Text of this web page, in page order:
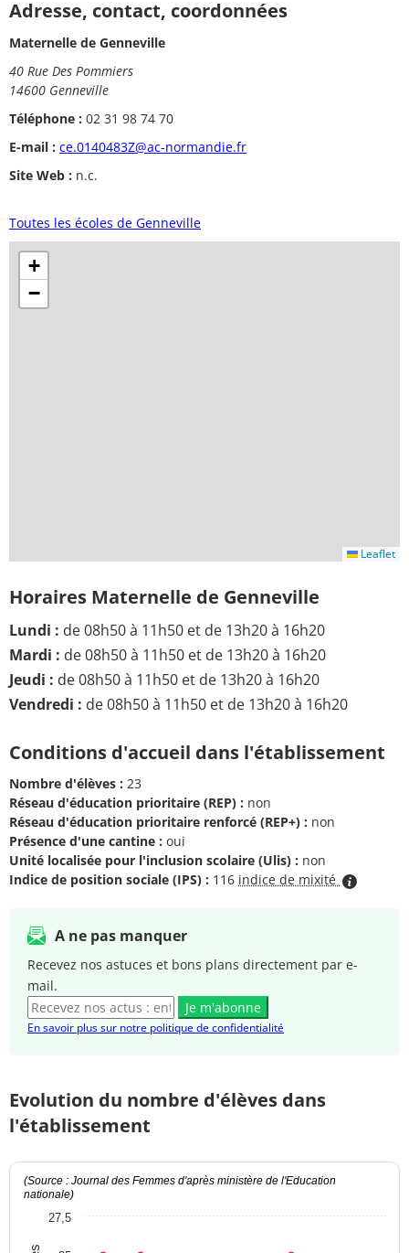
Adresse, contact, coordonnées
Maternelle de Genneville
40 Rue Des Pommiers
14600 Genneville
Téléphone : 02 31 98 74 70
E-mail : ce.0140483Z@ac-normandie.fr
Site Web : n.c.
Toutes les écoles de Genneville
+
−
Leaflet
Horaires Maternelle de Genneville
Lundi : de 08h50 à 11h50 et de 13h20 à 16h20
Mardi : de 08h50 à 11h50 et de 13h20 à 16h20
Jeudi : de 08h50 à 11h50 et de 13h20 à 16h20
Vendredi : de 08h50 à 11h50 et de 13h20 à 16h20
Conditions d'accueil dans l'établissement
Nombre d'élèves : 23
Réseau d'éducation prioritaire (REP) : non
Réseau d'éducation prioritaire renforcé (REP+) : non
Présence d'une cantine : oui
Unité localisée pour l'inclusion scolaire (Ulis) : non
Indice de position sociale (IPS) : 116 indice de mixité
A ne pas manquer
Recevez nos astuces et bons plans directement par e-
mail.
Je m'abonne
En savoir plus sur notre politique de confidentialité
Evolution du nombre d'élèves dans
l'établissement
(Source : Journal des Femmes d'après ministère de l'Education
nationale)
27,5